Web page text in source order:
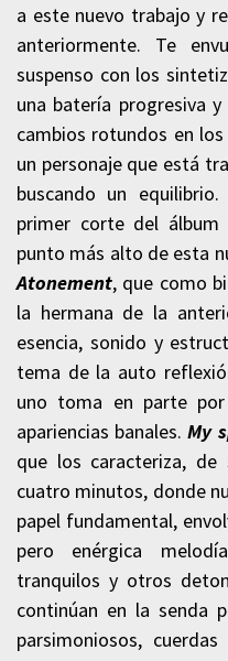
a este nuevo trabajo y
anteriormente. Te
suspenso con los
una batería progresiva
cambios rotundos en
un personaje que está
buscando un
primer corte del álbum
punto más alto de esta
Atonement, que como
la hermana de la
esencia, sonido y
tema de la auto
uno toma en parte
apariencias banales.My
que los caracteriza, de
cuatro minutos, donde
papel fundamental,
pero enérgica
tranquilos y otros
continúan en la senda
parsimoniosos,